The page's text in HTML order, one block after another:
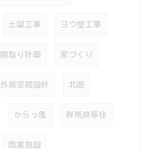
土留工事 ヨウ壁工事
間取り計画 家づくり
外部空間設計 北庭
からっ風 群馬県移住
商業施設